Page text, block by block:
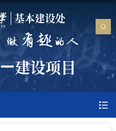
基本建设处
建设项目